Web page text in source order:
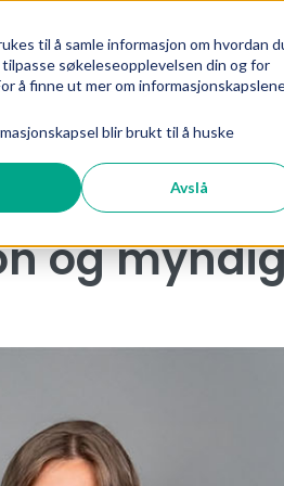
til å samle informasjon om hvordan
søkeleseopplevelsen din og for
å finne ut mer om
blir brukt til å huske
Avslå
Vis undermeny for {{ link.label }}
Fakta og analyseVis
og